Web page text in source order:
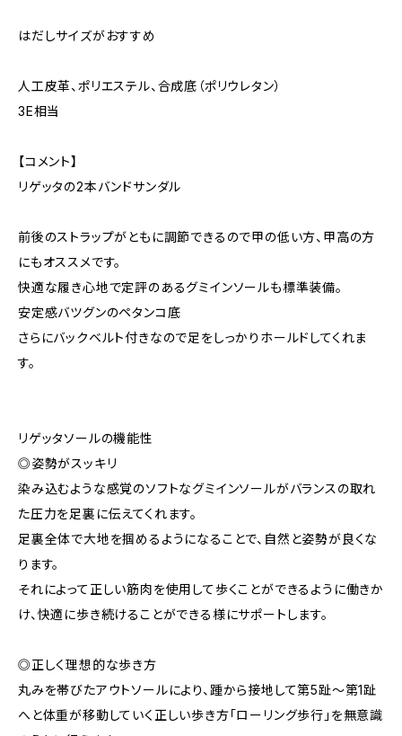
はだしサイズがおすすめ
人工皮革、ポリエステル、合成底（ポリウレタン）
3E相当
【コメント】
リゲッタの2本バンドサンダル
前後のストラップがともに調節できるので甲の低い方、甲高の方
にもオススメです。
快適な履き心地で定評のあるグミインソールも標準装備。
安定感バツグンのペタンコ底
さらにバックベルト付きなので足をしっかりホールドしてくれま
す。
リゲッタソールの機能性
◎姿勢がスッキリ
染み込むような感覚のソフトなグミインソールがバランスの取れ
た圧力を足裏に伝えてくれます。
足裏全体で大地を掴めるようになることで、自然と姿勢が良くな
ります。
それによって正しい筋肉を使用して歩くことができるように働きか
け、快適に歩き続けることができる様にサポートします。
◎正しく理想的な歩き方
丸みを帯びたアウトソールにより、踵から接地して第5趾〜第1趾
へと体重が移動していく正しい歩き方「ローリング歩行」を無意識